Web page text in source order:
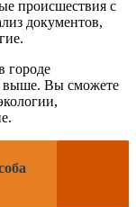
происшествия с
документов,
городе
выше. Вы сможете